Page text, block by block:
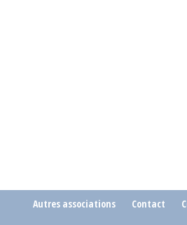
Autres associations Contact